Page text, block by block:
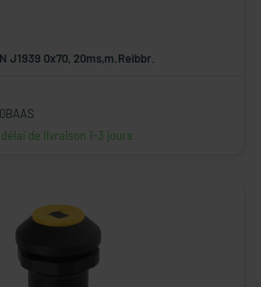
J1939 0x70, 20ms,m.Reibbr.
de livraison 1-3 jours